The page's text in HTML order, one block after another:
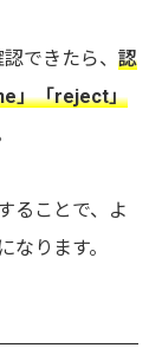
できたら、 認
」「reject」
ることで、よ
ります。